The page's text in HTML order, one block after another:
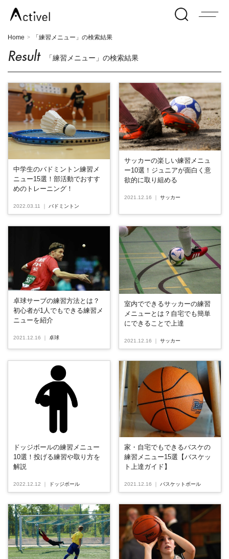
Home > 「練習メニュー」の検索結果
Result 「練習メニュー」の検索結果
中学生のバドミントン練習メ
ニュー15選！部活動でおすす
めのトレーニング！
2022.03.11 バドミントン
サッカーの楽しい練習メニュ
ー10選！ジュニアが面白く意
欲的に取り組める
2021.12.16 サッカー
卓球サーブの練習方法とは？
初心者が1人でもできる練習メ
ニューを紹介
2021.12.16 卓球
室内でできるサッカーの練習
メニューとは？自宅でも簡単
にできることで上達
2021.12.16 サッカー
ドッジボールの練習メニュー
10選！投げる練習や取り方を
解説
2022.12.12 ドッジボール
家・自宅でもできるバスケの
練習メニュー15選【バスケッ
ト上達ガイド】
2021.12.16 バスケットボール